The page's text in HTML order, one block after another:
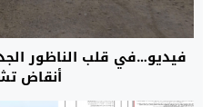
فيديو…في قلب الناظور
أنقاض